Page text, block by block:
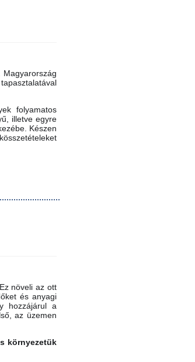
folyamatos
illetve egyre
Készen
növeli az ott
és anyagi
hozzájárul a
az üzemen
környezetük